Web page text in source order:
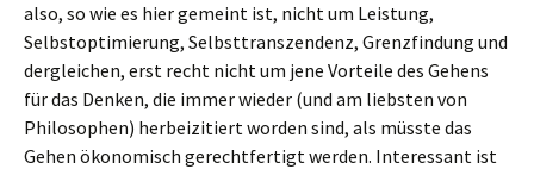
also, so wie es hier gemeint ist, nicht um Leistung,
Selbstoptimierung, Selbsttranszendenz, Grenzfindung und
dergleichen, erst recht nicht um jene Vorteile des Gehens
für das Denken, die immer wieder (und am liebsten von
Philosophen) herbeizitiert worden sind, als müsste das
Gehen ökonomisch gerechtfertigt werden. Interessant ist